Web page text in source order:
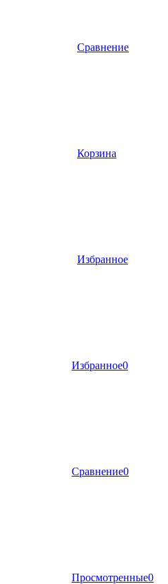
Сравнение
Корзина
Избранное
Избранное0
Сравнение0
Просмотренные0